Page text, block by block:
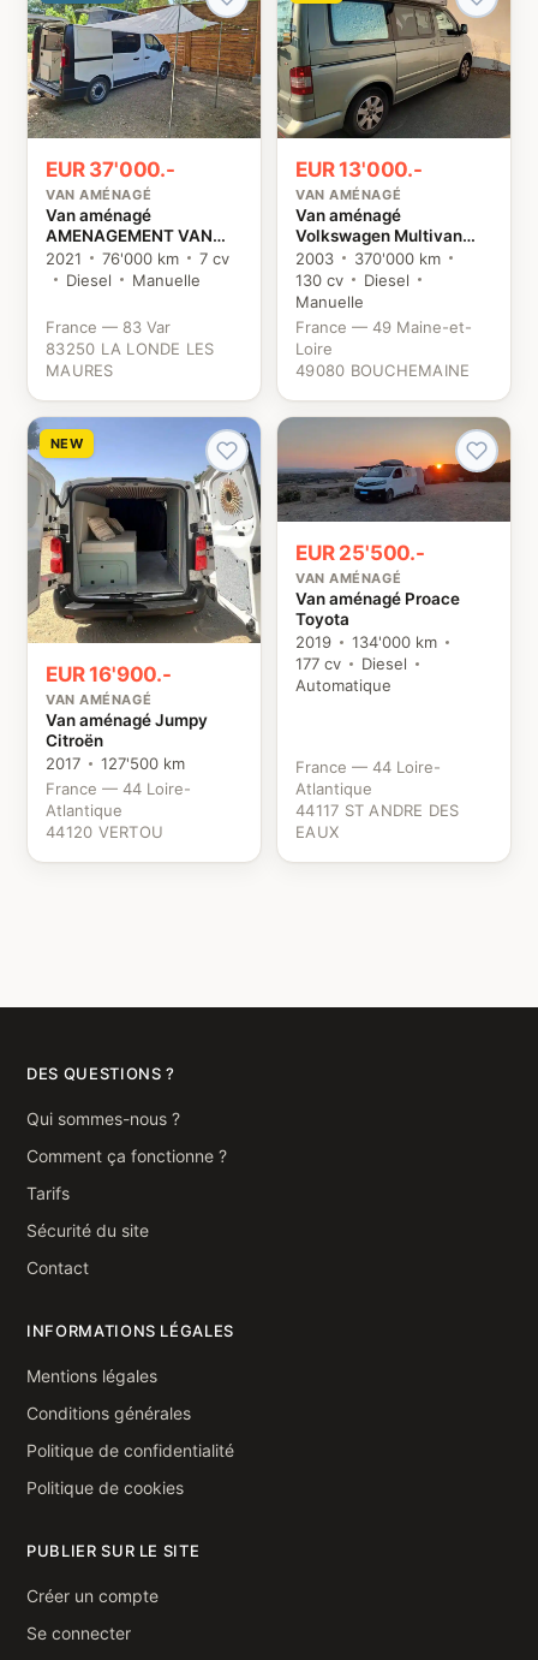
EUR 37'000.-
VAN AMÉNAGÉ
Van aménagé
AMENAGEMENT VAN
MANIA KIT NORD
TRAFIC 3 Renault
2021 76'000 km
7 cv
Diesel
Manuelle
France — 83 Var
83250 LA LONDE LES
MAURES
EUR 13'000.-
VAN AMÉNAGÉ
Van aménagé
Volkswagen Multivan
TDI 130 VW
2003
370'000 km
130 cv
Diesel
Manuelle
France — 49 Maine-et-
Loire
49080 BOUCHEMAINE
NEW
EUR 16'900.-
VAN AMÉNAGÉ
Van aménagé Jumpy
Citroën
2017
127'500 km
France — 44 Loire-
Atlantique
44120 VERTOU
EUR 25'500.-
VAN AMÉNAGÉ
Van aménagé Proace
Toyota
2019
134'000 km
177 cv
Diesel
Automatique
France — 44 Loire-
Atlantique
44117 ST ANDRE DES
EAUX
DES QUESTIONS ?
Qui sommes-nous ?
Comment ça fonctionne ?
Tarifs
Sécurité du site
Contact
INFORMATIONS LÉGALES
Mentions légales
Conditions générales
Politique de confidentialité
Politique de cookies
PUBLIER SUR LE SITE
Créer un compte
Se connecter